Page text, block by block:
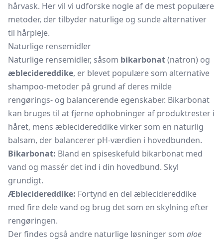
hårvask. Her vil vi udforske nogle af de mest populære
metoder, der tilbyder naturlige og sunde alternativer
til hårpleje.
Naturlige rensemidler
Naturlige rensemidler, såsom bikarbonat(natron) og
æblecidereddike, er blevet populære som alternative
shampoo-metoder på grund af deres milde
rengørings- og balancerende egenskaber. Bikarbonat
kan bruges til at fjerne ophobninger af produktrester i
håret, mens æblecidereddike virker som en naturlig
balsam, der balancerer pH-værdien i hovedbunden.
Bikarbonat: Bland en spiseskefuld bikarbonat med
vand og massér det ind i din hovedbund. Skyl
grundigt.
Æblecidereddike: Fortynd en del æblecidereddike
med fire dele vand og brug det som en skylning efter
rengøringen.
Der findes også andre naturlige løsninger som aloe